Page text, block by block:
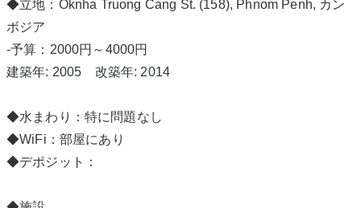
◆立地： Oknha Truong Cang St. (158), Phnom Penh, カン
ボジア
-予算：2000円～4000円
建築年: 2005 改築年: 2014
◆水まわり：特に問題なし
◆WiFi：部屋にあり
◆デポジット：